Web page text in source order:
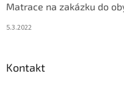
Matrace na zakázku do
5.3.2022
Kontakt